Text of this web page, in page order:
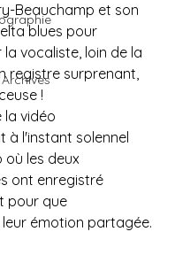
Beauchamp et son
blues pour
vocaliste, loin de la
registre surprenant,
!
la vidéo
à l'instant solennel
où les deux
ont enregistré
pour que
émotion partagée.